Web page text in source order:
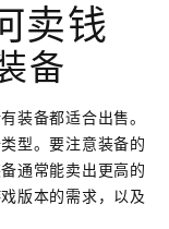
卖钱
备
装备都适合出售。
型。要注意装备的
通常能卖出更高的
版本的需求，以及